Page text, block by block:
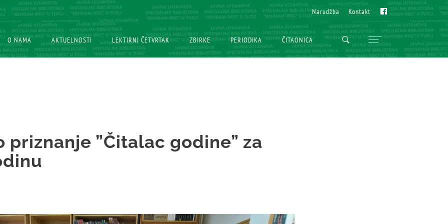
Narudžba
Narudžba Kontakt
Kontakt Fb
Fb
O NAMA
O NAMA AKTUELNOSTI
AKTUELNOSTI LEKTIRNI ČETVRTAK
LEKTIRNI ČETVRTAK ZBIRKE
ZBIRKE PERIODIKA
PERIODIKA ČITAONICA
ČITAONICA
priznanje ”Čitalac godine” za